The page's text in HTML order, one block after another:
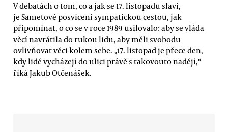
V debatách o tom, co a jak se 17. listopadu slaví,
je Sametové posvícení sympatickou cestou, jak
připomínat, o co se v roce 1989 usilovalo: aby se vláda
věcí navrátila do rukou lidu, aby měli svobodu
ovlivňovat věci kolem sebe. „17. listopad je přece den,
kdy lidé vycházejí do ulici právě s takovouto nadějí,“
říká Jakub Otčenášek.